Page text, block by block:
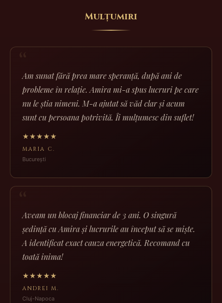
Mulțumiri
Am sunat fără prea mare speranță, după ani de
probleme în relație. Amira mi-a spus lucruri pe care
nu le știa nimeni. M-a ajutat să văd clar și acum
sunt cu persoana potrivită. Îi mulțumesc din suflet!
★★★★★
MARIA C.
București
Aveam un blocaj financiar de 3 ani. O singură
ședință cu Amira și lucrurile au început să se miște.
A identificat exact cauza energetică. Recomand cu
toată inima!
★★★★★
ANDREI M.
Cluj-Napoca